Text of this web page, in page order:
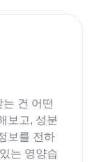
건 어떤
보고, 성분
보를 전하
는 영양습